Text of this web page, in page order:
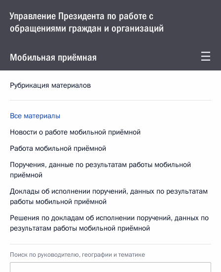
Управление Президента по работе с
обращениями граждан и организаций
Мобильная приёмная
Рубрикация материалов
Все материалы
Новости о работе мобильной приёмной
Работа мобильной приёмной
Поручения, данные по результатам работы мобильной
приёмной
Доклады об исполнении поручений, данных по результатам
работы мобильной приёмной
Решения по докладам об исполнении поручений, данных по
результатам работы мобильной приёмной
Поиск по руководителю, географии и тематике